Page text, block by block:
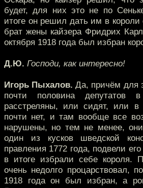
будет, для них это не по
итоге он решил дать им в короли
брат жены кайзера Фридрих
октября 1918 года был избран
Д.Ю. Господи, как интересно!
Игорь Пыхалов. Да, причём для
почти половина
расстреляны, или сидят, или в
почти нет, и там вообще все
нарушены, но тем не менее,
один из кусков шведской
правления 1772 года, подвели
в итоге избрали себе короля.
очень недолго процарствовал,
1918 года он был избран, а